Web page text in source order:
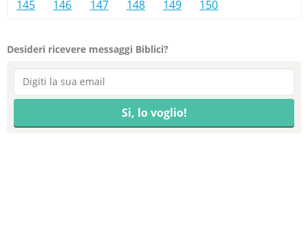
145
146 147 148 149 150
Desideri ricevere messaggi Biblici?